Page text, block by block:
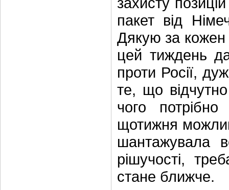
пакет від
Дякую за кожен
цей тиждень
проти Росії,
те, що
чого
щотижня
шантажувала
рішучості,
стане ближче.